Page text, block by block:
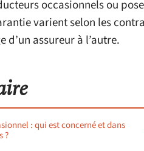
occasionnels ou
varient selon les
d’un assureur à l’autre.
: qui est concerné et dans
?